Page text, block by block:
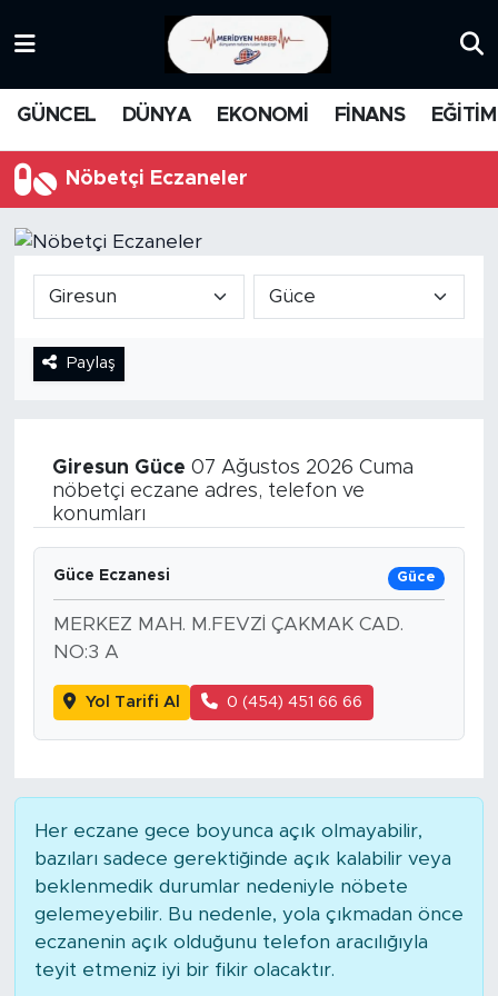
GÜNCEL DÜNYA EKONOMİ FİNANS EĞİTİM
Nöbetçi Eczaneler
Paylaş
Giresun Güce 07 Ağustos 2026 Cuma
nöbetçi eczane adres, telefon ve
konumları
Güce Eczanesi Güce
MERKEZ MAH. M.FEVZİ ÇAKMAK CAD.
NO:3 A
Yol Tarifi Al 0 (454) 451 66 66
Her eczane gece boyunca açık olmayabilir,
bazıları sadece gerektiğinde açık kalabilir veya
beklenmedik durumlar nedeniyle nöbete
gelemeyebilir. Bu nedenle, yola çıkmadan önce
eczanenin açık olduğunu telefon aracılığıyla
teyit etmeniz iyi bir fikir olacaktır.
MEDYA
DÜNYA
KARİKATÜR
ANALİZ
NOSTALJİ
DİNİ
POLİTİKA
Trafik Durumu
Tüm Manşetler
Haber Arşivi